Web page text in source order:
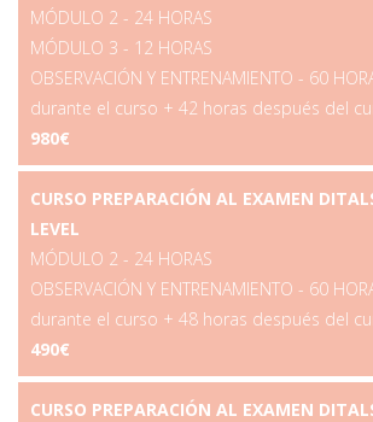
MÓDULO 2 - 24 HORAS
MÓDULO 3 - 12 HORAS
OBSERVACIÓN Y ENTRENAMIENTO - 60
durante el curso + 42 horas después del
980€
CURSO PREPARACIÓN AL EXAMEN
LEVEL
MÓDULO 2 - 24 HORAS
OBSERVACIÓN Y ENTRENAMIENTO - 60
durante el curso + 48 horas después del
490€
CURSO PREPARACIÓN AL EXAMEN